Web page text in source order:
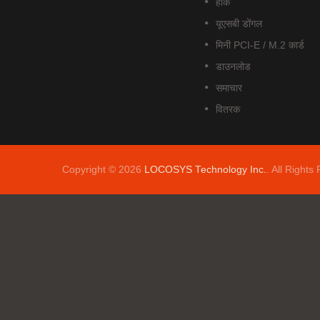
यूएसबी डोंगल
मिनी PCI-E / M.2 कार्ड
डाउनलोड
समाचार
वितरक
Copyright © 2026 LOCOSYS Technology Inc.. All Rights